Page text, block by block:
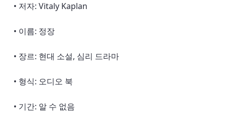
• 저자: Vitaly Kaplan
• 이름: 정장
• 장르: 현대 소설, 심리 드라마
• 형식: 오디오 북
• 기간: 알 수 없음